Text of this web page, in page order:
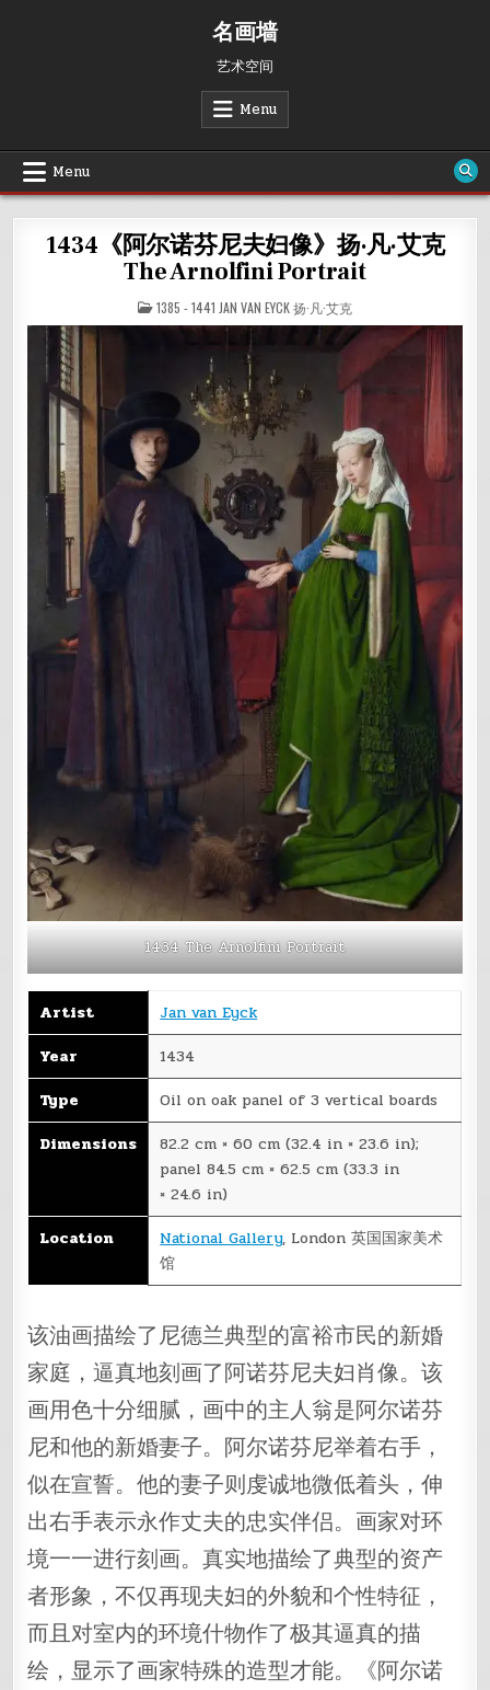
名画墙
艺术空间
Menu
Menu
1434《阿尔诺芬尼夫妇像》扬·凡·艾克
The Arnolfini Portrait
POSTED
IN
1385 - 1441 JAN VAN EYCK 扬·凡·艾克
1434 The Arnolfini Portrait
Artist
Jan van Eyck
Year
1434
Type
Oil on oak panel of 3 vertical boards
Dimensions
82.2 cm × 60 cm (32.4 in × 23.6 in);
panel 84.5 cm × 62.5 cm (33.3 in
× 24.6 in)
Location
National Gallery, London 英国国家美术
馆
该油画描绘了尼德兰典型的富裕市民的新婚
家庭，逼真地刻画了阿诺芬尼夫妇肖像。该
画用色十分细腻，画中的主人翁是阿尔诺芬
尼和他的新婚妻子。阿尔诺芬尼举着右手，
似在宣誓。他的妻子则虔诚地微低着头，伸
出右手表示永作丈夫的忠实伴侣。画家对环
境一一进行刻画。真实地描绘了典型的资产
者形象，不仅再现夫妇的外貌和个性特征，
而且对室内的环境什物作了极其逼真的描
绘，显示了画家特殊的造型才能。《阿尔诺